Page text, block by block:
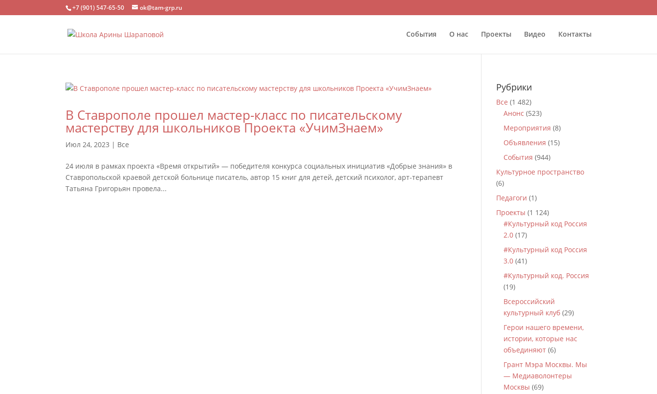
+7 (901) 547-65-50 ok@tam-grp.ru
События О нас Проекты Видео Контакты
В Ставрополе прошел мастер-класс по писательскому
мастерству для школьников Проекта «УчимЗнаем»
Июл 24, 2023 | Все
24 июля в рамках проекта «Время открытий» — победителя конкурса социальных инициатив «Добрые знания» в
Ставропольской краевой детской больнице писатель, автор 15 книг для детей, детский психолог, арт-терапевт
Татьяна Григорьян провела...
Рубрики
Все (1 482)
Анонс (523)
Мероприятия (8)
Объявления (15)
События (944)
Культурное пространство
(6)
Педагоги (1)
Проекты (1 124)
#Культурный код Россия
2.0 (17)
#Культурный код Россия
3.0 (41)
#Культурный код. Россия
(19)
Всероссийский
культурный клуб (29)
Герои нашего времени,
истории, которые нас
объединяют (6)
Грант Мэра Москвы. Мы
— Медиаволонтеры
Москвы (69)